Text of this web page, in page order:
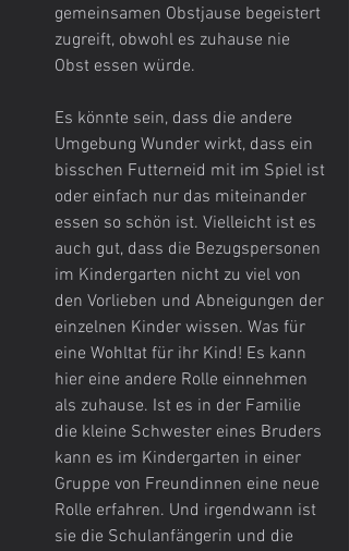
gemeinsamen Obstjause begeistert
zugreift, obwohl es zuhause nie
Obst essen würde.
Es könnte sein, dass die andere
Umgebung Wunder wirkt, dass ein
bisschen Futterneid mit im Spiel ist
oder einfach nur das miteinander
essen so schön ist. Vielleicht ist es
auch gut, dass die Bezugspersonen
im Kindergarten nicht zu viel von
den Vorlieben und Abneigungen der
einzelnen Kinder wissen. Was für
eine Wohltat für ihr Kind! Es kann
hier eine andere Rolle einnehmen
als zuhause. Ist es in der Familie
die kleine Schwester eines Bruders
kann es im Kindergarten in einer
Gruppe von Freundinnen eine neue
Rolle erfahren. Und irgendwann ist
sie die Schulanfängerin und die